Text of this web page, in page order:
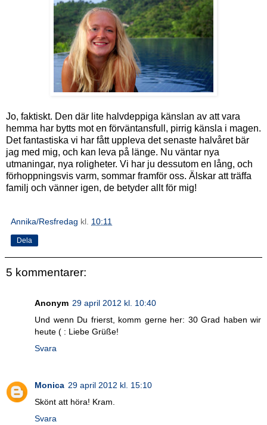
Jo, faktiskt. Den där lite halvdeppiga känslan av att vara
hemma har bytts mot en förväntansfull, pirrig känsla i magen.
Det fantastiska vi har fått uppleva det senaste halvåret bär
jag med mig, och kan leva på länge. Nu väntar nya
utmaningar, nya roligheter. Vi har ju dessutom en lång, och
förhoppningsvis varm, sommar framför oss. Älskar att träffa
familj och vänner igen, de betyder allt för mig!
Annika/Resfredag kl. 10:11
Dela
5 kommentarer:
Anonym 29 april 2012 kl. 10:40
Und wenn Du frierst, komm gerne her: 30 Grad haben wir
heute ( : Liebe Grüße!
Svara
Monica 29 april 2012 kl. 15:10
Skönt att höra! Kram.
Svara